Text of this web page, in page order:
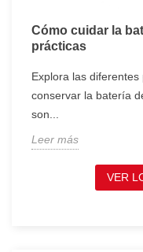
Cómo cuidar la
prácticas
Explora las
conservar la batería
son...
Leer más
VER